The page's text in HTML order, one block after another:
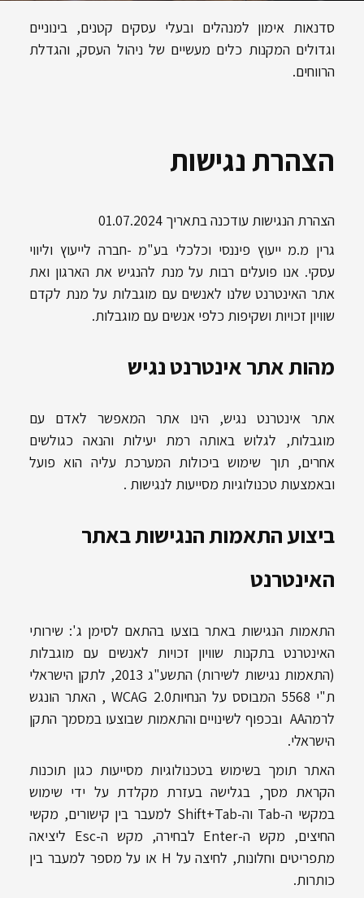
סדנאות אימון למנהלים ובעלי עסקים קטנים, בינוניים
וגדולים המקנות כלים מעשיים של ניהול העסק, והגדלת
הרווחים.
הצהרת נגישות
הצהרת הנגישות עודכנה בתאריך 01.07.2024
גרין מ.מ ייעוץ פיננסי וכלכלי בע"מ -חברה לייעוץ וליווי
עסקי. אנו פועלים רבות על מנת להנגיש את הארגון ואת
אתר האינטרנט שלנו לאנשים עם מוגבלות על מנת לקדם
שוויון זכויות ושקיפות כלפי אנשים עם מוגבלות.
מהות אתר אינטרנט נגיש
אתר אינטרנט נגיש, הינו אתר המאפשר לאדם עם
מוגבלות, לגלוש באותה רמת יעילות והנאה כגולשים
אחרים, תוך שימוש ביכולות המערכת עליה הוא פועל
ובאמצעות טכנולוגיות מסייעות לנגישות .
ביצוע התאמות הנגישות באתר
האינטרנט
התאמות הנגישות באתר בוצעו בהתאם לסימן ג': שירותי
האינטרנט בתקנות שוויון זכויות לאנשים עם מוגבלות
(התאמות נגישות לשירות) התשע"ג 2013, לתקן הישראלי
ת"י 5568 המבוסס על הנחיותWCAG 2.0 , האתר הונגש
לרמהAA ובכפוף לשינויים והתאמות שבוצעו במסמך התקן
הישראלי.
האתר תומך בשימוש בטכנולוגיות מסייעות כגון תוכנות
הקראת מסך, בגלישה בעזרת מקלדת על ידי שימוש
במקשי ה-Tab וה-Shift+Tab למעבר בין קישורים, מקשי
החיצים, מקש ה-Enter לבחירה, מקש ה-Esc ליציאה
מתפריטים וחלונות, לחיצה על H או על מספר למעבר בין
כותרות.